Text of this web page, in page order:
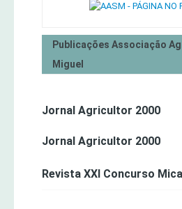
Publicações Associação
Miguel
Jornal Agricultor 2000
Jornal Agricultor 2000
Revista XXI Concurso